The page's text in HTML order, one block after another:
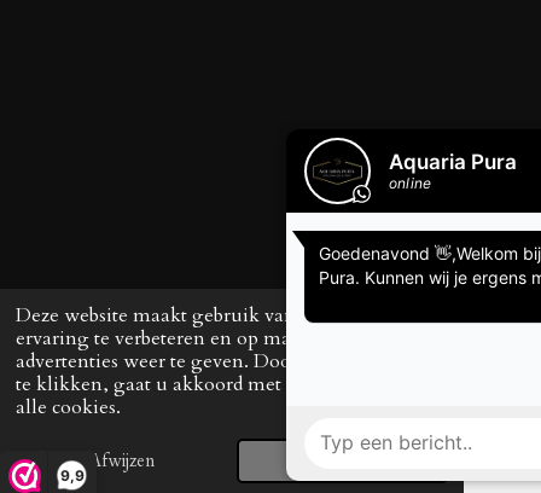
Deze website maakt gebruik van cookies om uw
ervaring te verbeteren en op maat gemaakte
advertenties weer te geven. Door op ‘Accepteren’
te klikken, gaat u akkoord met het gebruik van
alle cookies.
Afwijzen Accepteren
9,9
E-mailadres Telefoonnummer